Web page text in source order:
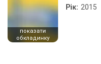
показати
обкладинку
Рік: 2015